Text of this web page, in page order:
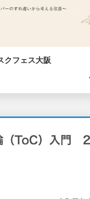
クフェス大阪